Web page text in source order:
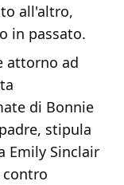
all'altro,
in passato.
attorno ad
di Bonnie
stipula
Emily Sinclair